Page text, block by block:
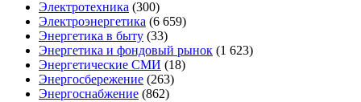
Электротехника (300)
Электроэнергетика (6 659)
Энергетика в быту (33)
Энергетика и фондовый рынок (1 623)
Энергетические СМИ (18)
Энергосбережение (263)
Энергоснабжение (862)